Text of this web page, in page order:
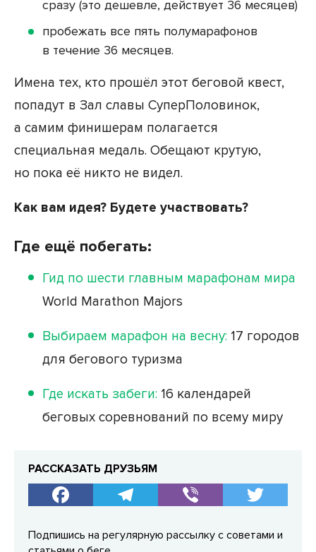
сразу (это дешевле, действует 36 месяцев)
пробежать все пять полумарафонов
в течение 36 месяцев.
Имена тех, кто прошёл этот беговой квест,
попадут в Зал славы СуперПоловинок,
а самим финишерам полагается
специальная медаль. Обещают крутую,
но пока её никто не видел.
Как вам идея? Будете участвовать?
Где ещё побегать:
Гид по шести главным марафонам мира
World Marathon Majors
Выбираем марафон на весну: 17 городов
для бегового туризма
Где искать забеги: 16 календарей
беговых соревнований по всему миру
РАССКАЗАТЬ ДРУЗЬЯМ
Подпишись на регулярную рассылку с советами и